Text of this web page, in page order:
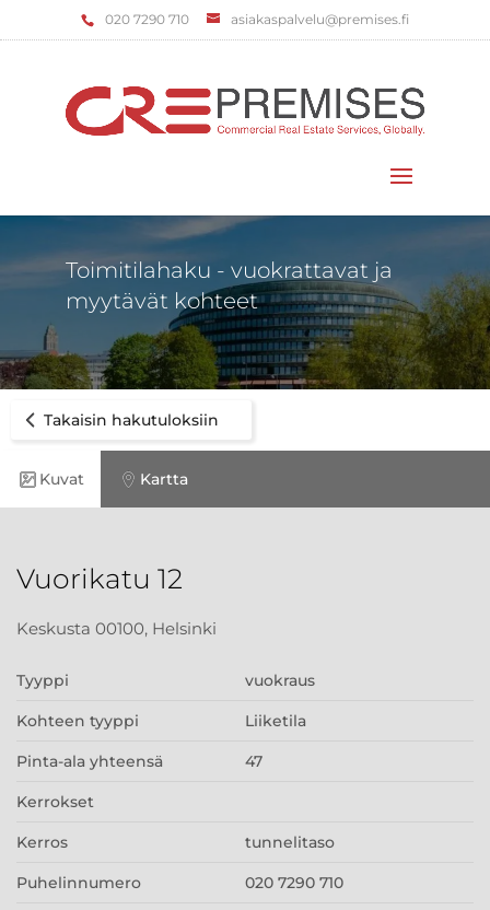
‌020 7290 710 asiakaspalvelu@premises.fi
Toimitilahaku - vuokrattavat ja
myytävät kohteet
Takaisin hakutuloksiin
Kuvat Kartta
Vuorikatu 12
Keskusta 00100, Helsinki
Tyyppi vuokraus
Kohteen tyyppi Liiketila
Pinta-ala yhteensä 47
Kerrokset
Kerros tunnelitaso
Puhelinnumero 020 7290 710